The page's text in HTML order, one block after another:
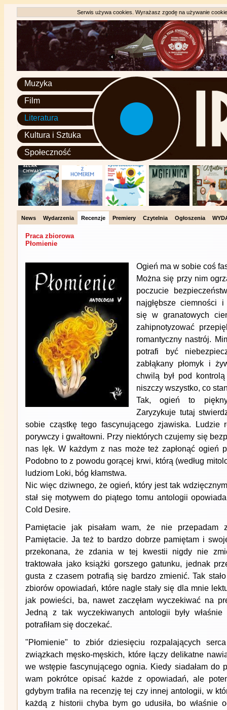
Serwis używa cookies. Wyrażasz zgodę na używanie
Muzyka
Film
Literatura
Kultura i Sztuka
Społeczność
News Wydarzenia Recenzje Premiery Czytelnia Ogłoszenia
Praca zbiorowa
Płomienie
Ogień ma w sobie coś
Można się przy nim
poczucie
najgłębsze ciemności
się w granatowych
zahipnotyzować
romantyczny nastrój.
potrafi być
zabłąkany płomyk i
chwilą był pod
niszczy wszystko, co
Tak, ogień to
Zaryzykuje tutaj
sobie cząstkę tego fascynującego zjawiska. Ludzie
porywczy i gwałtowni. Przy niektórych czujemy się
nas lęk. W każdym z nas może też zapłonąć ogień
Podobno to z powodu gorącej krwi, którą (według
ludziom Loki, bóg kłamstwa.
Nic więc dziwnego, że ogień, który jest tak
stał się motywem do piątego tomu antologii
Cold Desire.
Pamiętacie jak pisałam wam, że nie przepadam
Pamiętacie. Ja też to bardzo dobrze pamiętam i
przekonana, że zdania w tej kwestii nigdy nie
traktowała jako książki gorszego gatunku, jednak
gusta z czasem potrafią się bardzo zmienić. Tak
zbiorów opowiadań, które nagle stały się dla mnie
jak powieści, ba, nawet zaczęłam wyczekiwać na
Jedną z tak wyczekiwanych antologii były właśnie
potrafiłam się doczekać.
"Płomienie" to zbiór dziesięciu rozpalających
związkach męsko-męskich, które łączy delikatne
we wstępie fascynującego ognia. Kiedy siadałam do
wam pokrótce opisać każde z opowiadań, ale
gdybym trafiła na recenzję tej czy innej antologii, w
każdą z historii chyba bym go udusiła, bo właśnie